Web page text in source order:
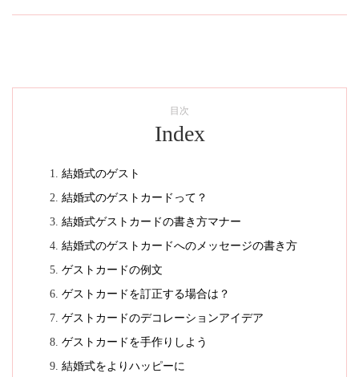
目次
Index
結婚式のゲスト
結婚式のゲストカードって？
結婚式ゲストカードの書き方マナー
結婚式のゲストカードへのメッセージの書き方
ゲストカードの例文
ゲストカードを訂正する場合は？
ゲストカードのデコレーションアイデア
ゲストカードを手作りしよう
結婚式をよりハッピーに